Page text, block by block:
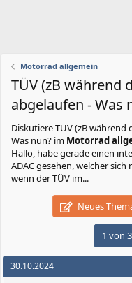
Motorrad allgemein
TÜV (zB während
abgelaufen - Was
DiskutiereTÜV (zB während
Was nun? im Motorrad
Hallo, habe gerade einen
ADAC gesehen, welcher
wenn der TÜV im...
Neues
1 von 3
30.10.2024